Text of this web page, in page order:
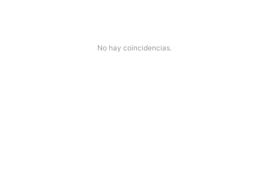
No hay coincidencias.